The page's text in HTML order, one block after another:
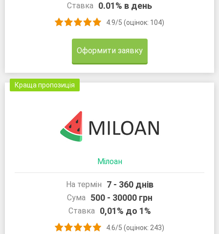
Ставка 0.01% в день
4.9/5 (оцінок: 104)
Оформити заявку
Краща пропозиція
Мілоан
На термін 7 - 360 днів
Сума 500 - 30000 грн
Ставка 0,01% до 1%
4.6/5 (оцінок: 243)